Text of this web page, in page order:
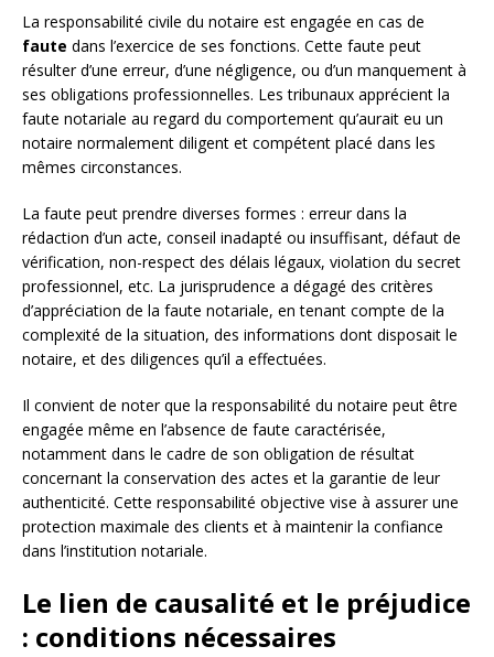
La responsabilité civile du notaire est engagée en cas de
faute dans l’exercice de ses fonctions. Cette faute peut
résulter d’une erreur, d’une négligence, ou d’un manquement à
ses obligations professionnelles. Les tribunaux apprécient la
faute notariale au regard du comportement qu’aurait eu un
notaire normalement diligent et compétent placé dans les
mêmes circonstances.
La faute peut prendre diverses formes : erreur dans la
rédaction d’un acte, conseil inadapté ou insuffisant, défaut de
vérification, non-respect des délais légaux, violation du secret
professionnel, etc. La jurisprudence a dégagé des critères
d’appréciation de la faute notariale, en tenant compte de la
complexité de la situation, des informations dont disposait le
notaire, et des diligences qu’il a effectuées.
Il convient de noter que la responsabilité du notaire peut être
engagée même en l’absence de faute caractérisée,
notamment dans le cadre de son obligation de résultat
concernant la conservation des actes et la garantie de leur
authenticité. Cette responsabilité objective vise à assurer une
protection maximale des clients et à maintenir la confiance
dans l’institution notariale.
Le lien de causalité et le préjudice
: conditions nécessaires